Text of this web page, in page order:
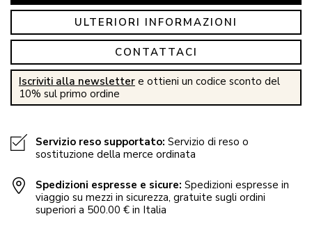
ULTERIORI INFORMAZIONI
CONTATTACI
Iscriviti alla newsletter e ottieni un codice sconto del
10% sul primo ordine
Servizio reso supportato: Servizio di reso o
sostituzione della merce ordinata
Spedizioni espresse e sicure: Spedizioni espresse in
viaggio su mezzi in sicurezza, gratuite sugli ordini
superiori a 500.00 € in Italia